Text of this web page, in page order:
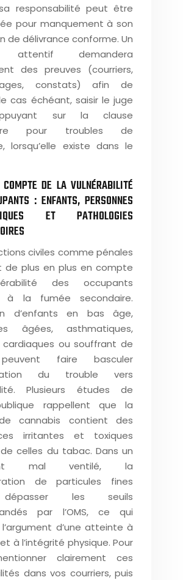
responsabilité peut être
pour manquement à son
de délivrance conforme. Un
attentif demandera
des preuves (courriers,
constats) afin de
cas échéant, saisir le juge
sur la clause
pour troubles de
lorsqu’elle existe dans le
DE LA VULNÉRABILITÉ
: ENFANTS, PERSONNES
ET PATHOLOGIES
civiles comme pénales
de plus en plus en compte
des occupants
à la fumée secondaire.
d’enfants en bas âge,
âgées, asthmatiques,
ou souffrant de
faire basculer
du trouble vers
Plusieurs études de
rappellent que la
cannabis contient des
irritantes et toxiques
celles du tabac. Dans un
mal ventilé, la
de particules fines
les seuils
par l’OMS, ce qui
d’une atteinte à
à l’intégrité physique. Pour
clairement ces
dans vos courriers, puis